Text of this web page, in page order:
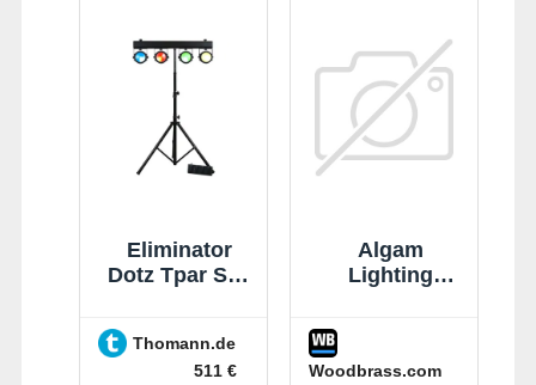
définition.
Eliminator
Dotz Tpar Sys
Thomann.de
511 €
Algam
Lighting
Woodbrass.com